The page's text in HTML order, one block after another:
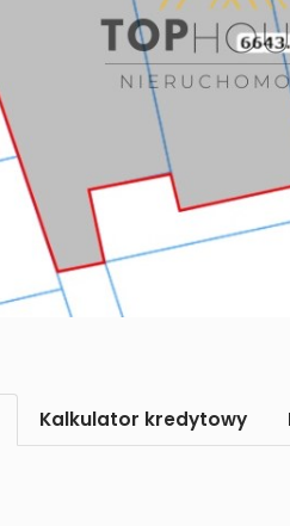
Kalkulator kredytowy